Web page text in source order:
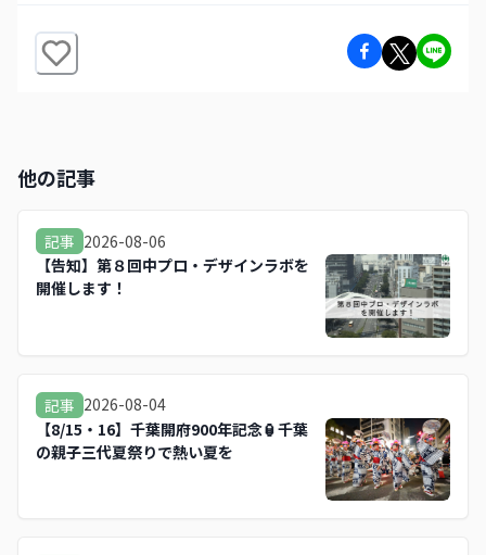
他の記事
記事 2026-08-06
【告知】第８回中プロ・デザインラボを
開催します！
記事 2026-08-04
【8/15・16】千葉開府900年記念🏮千葉
の親子三代夏祭りで熱い夏を